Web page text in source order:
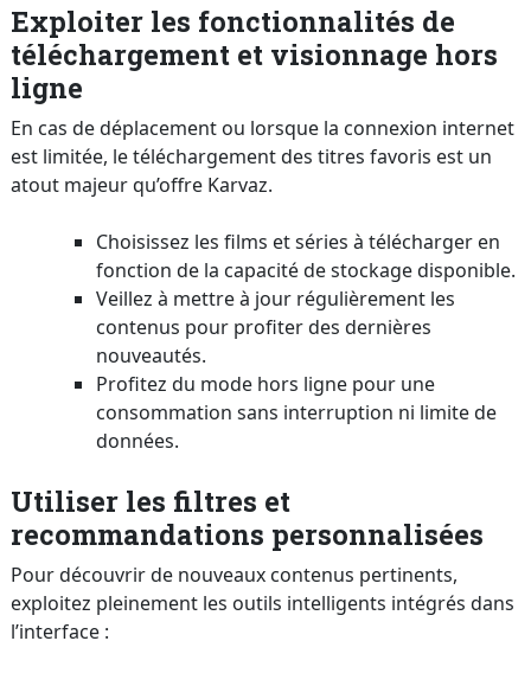
Exploiter les fonctionnalités de
téléchargement et visionnage hors
ligne
En cas de déplacement ou lorsque la connexion internet
est limitée, le téléchargement des titres favoris est un
atout majeur qu’offre Karvaz.
Choisissez les films et séries à télécharger en
fonction de la capacité de stockage disponible.
Veillez à mettre à jour régulièrement les
contenus pour profiter des dernières
nouveautés.
Profitez du mode hors ligne pour une
consommation sans interruption ni limite de
données.
Utiliser les filtres et
recommandations personnalisées
Pour découvrir de nouveaux contenus pertinents,
exploitez pleinement les outils intelligents intégrés dans
l’interface :